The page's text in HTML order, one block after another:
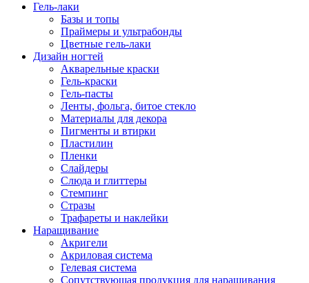
Гель-лаки
Базы и топы
Праймеры и ультрабонды
Цветные гель-лаки
Дизайн ногтей
Акварельные краски
Гель-краски
Гель-пасты
Ленты, фольга, битое стекло
Материалы для декора
Пигменты и втирки
Пластилин
Пленки
Слайдеры
Слюда и глиттеры
Стемпинг
Стразы
Трафареты и наклейки
Наращивание
Акригели
Акриловая система
Гелевая система
Сопутствующая продукция для наращивания